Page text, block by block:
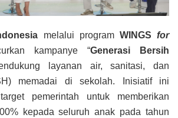
melalui program WINGSfor
kampanye “Generasi Bersih
layanan air, sanitasi, dan
memadai di sekolah. Inisiatif ini
pemerintah untuk memberikan
kepada seluruh anak pada tahun